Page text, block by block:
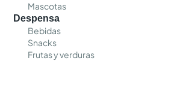
Mascotas
Despensa
Bebidas
Snacks
Frutas y verduras